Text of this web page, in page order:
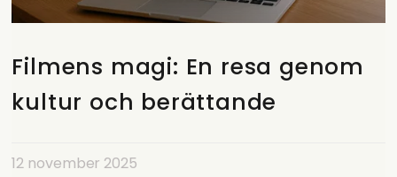
Filmens magi: En resa genom
kultur och berättande
12 november 2025